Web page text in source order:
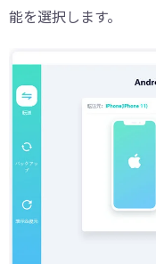
能を選択します。